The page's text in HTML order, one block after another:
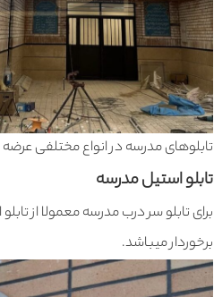
تابلوهای مدرسه در انواع مختلفی
تابلو استیل مدرسه
برای تابلو سر درب مدرسه معمولا از
برخوردار میباشد.